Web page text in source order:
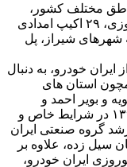
كشور،
علاوه بر ۹۰ اكیپ مستقر در طرح امداد نوروزی، ۲۹ اكیپ امدادی
شیراز، پل
خودرو، به دنبال
های
احمد و
نوروزی سال ۱۳۹۸ در شرایط خاص و
صنعتی ایران
زده، علاوه بر
ایران خودرو،